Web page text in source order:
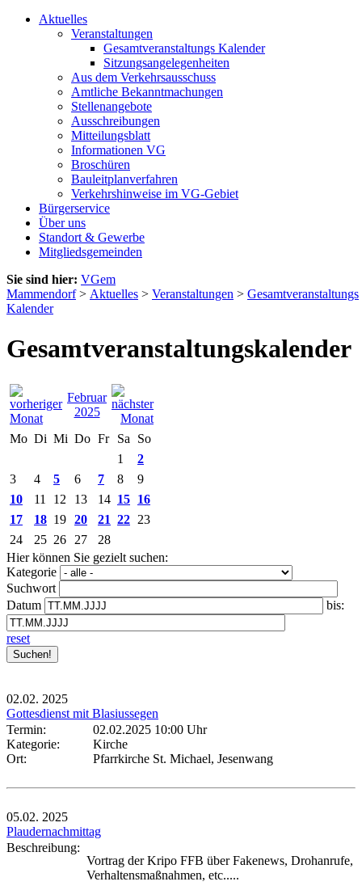
Aktuelles
Veranstaltungen
Gesamtveranstaltungs Kalender
Sitzungsangelegenheiten
Aus dem Verkehrsausschuss
Amtliche Bekanntmachungen
Stellenangebote
Ausschreibungen
Mitteilungsblatt
Informationen VG
Broschüren
Bauleitplanverfahren
Verkehrshinweise im VG-Gebiet
Bürgerservice
Über uns
Standort & Gewerbe
Mitgliedsgemeinden
Sie sind hier: VGem
Mammendorf> Aktuelles > Veranstaltungen > Gesamtveranstaltungs
Kalender
Gesamtveranstaltungskalender
Februar
2025
Mo Di Mi Do Fr Sa
So
1
2
3
4 5 6 7 8
9
10
11 12 13 14 15 16
17
18 19 20 21 22 23
24
25 26 27
28
Hier können Sie gezielt suchen:
Kategorie
Suchwort
Datum
bis:
reset
02.02. 2025
Gottesdienst mit Blasiussegen
Termin:
02.02.2025 10:00 Uhr
Kategorie:
Kirche
Ort:
Pfarrkirche St. Michael, Jesenwang
05.02. 2025
Plaudernachmittag
Beschreibung:
Vortrag der Kripo FFB über Fakenews, Drohanrufe,
Verhaltensmaßnahmen, etc.....